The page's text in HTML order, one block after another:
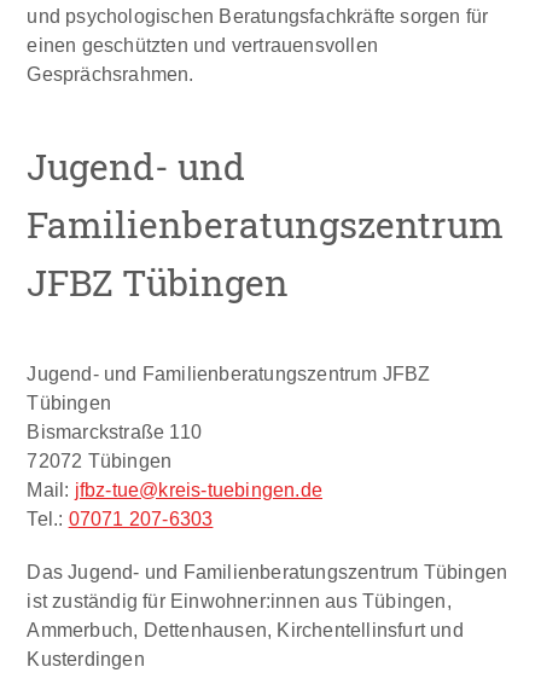
und psychologischen Beratungsfachkräfte sorgen für
einen geschützten und vertrauensvollen
Gesprächsrahmen.
Jugend- und
Familienberatungszentrum
JFBZ Tübingen
Jugend- und Familienberatungszentrum JFBZ
Tübingen
Bismarckstraße 110
72072 Tübingen
Mail: jfbz-tue@kreis-tuebingen.de
Tel.: 07071 207-6303
Das Jugend- und Familienberatungszentrum Tübingen
ist zuständig für Einwohner:innen aus Tübingen,
Ammerbuch, Dettenhausen, Kirchentellinsfurt und
Kusterdingen